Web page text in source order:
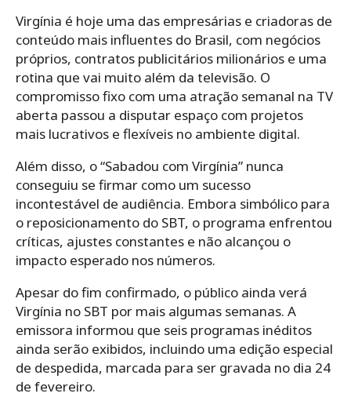
Virgínia é hoje uma das empresárias e criadoras de
conteúdo mais influentes do Brasil, com negócios
próprios, contratos publicitários milionários e uma
rotina que vai muito além da televisão. O
compromisso fixo com uma atração semanal na TV
aberta passou a disputar espaço com projetos
mais lucrativos e flexíveis no ambiente digital.
Além disso, o “Sabadou com Virgínia” nunca
conseguiu se firmar como um sucesso
incontestável de audiência. Embora simbólico para
o reposicionamento do SBT, o programa enfrentou
críticas, ajustes constantes e não alcançou o
impacto esperado nos números.
Apesar do fim confirmado, o público ainda verá
Virgínia no SBT por mais algumas semanas. A
emissora informou que seis programas inéditos
ainda serão exibidos, incluindo uma edição especial
de despedida, marcada para ser gravada no dia 24
de fevereiro.